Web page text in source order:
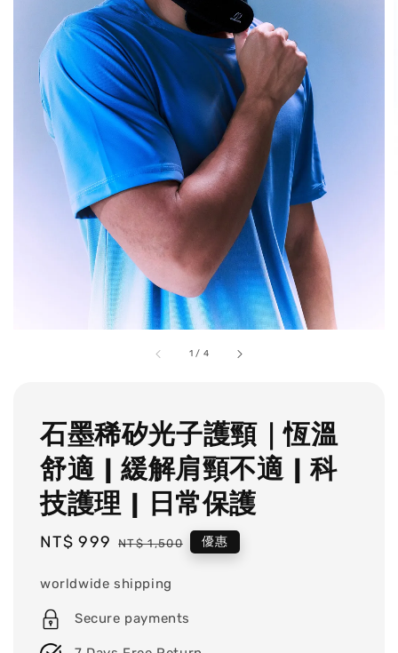
1 / 4
石墨稀矽光子護頸｜恆溫
舒適 | 緩解肩頸不適 | 科
技護理 | 日常保護
Sale
NT$ 999 Regular
NT$ 1,500 優惠
worldwide shipping
Secure payments